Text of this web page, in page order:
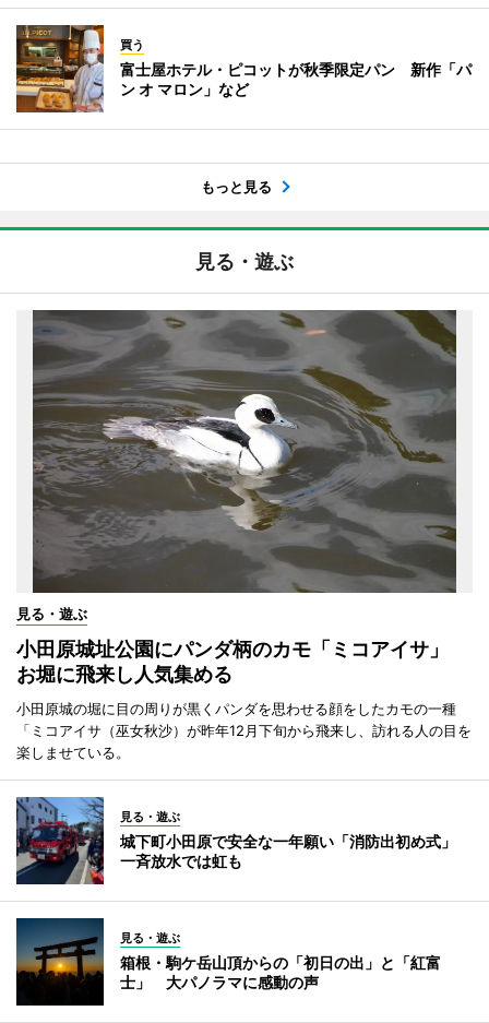
買う
富士屋ホテル・ピコットが秋季限定パン 新作「パ
ン オ マロン」など
もっと見る
見る・遊ぶ
見る・遊ぶ
小田原城址公園にパンダ柄のカモ「ミコアイサ」
お堀に飛来し人気集める
小田原城の堀に目の周りが黒くパンダを思わせる顔をしたカモの一種
「ミコアイサ（巫女秋沙）が昨年12月下旬から飛来し、訪れる人の目を
楽しませている。
見る・遊ぶ
城下町小田原で安全な一年願い「消防出初め式」
一斉放水では虹も
見る・遊ぶ
箱根・駒ケ岳山頂からの「初日の出」と「紅富
士」 大パノラマに感動の声